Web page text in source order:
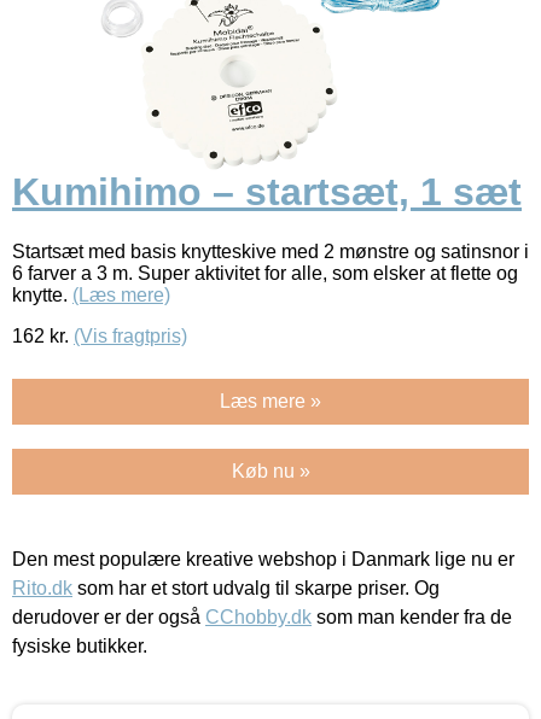
Kumihimo – startsæt, 1 sæt
Startsæt med basis knytteskive med 2 mønstre og satinsnor i
6 farver a 3 m. Super aktivitet for alle, som elsker at flette og
knytte. (Læs mere)
162 kr. (Vis fragtpris)
Læs mere »
Køb nu »
Den mest populære kreative webshop i Danmark lige nu er
Rito.dk som har et stort udvalg til skarpe priser. Og
derudover er der også CChobby.dk som man kender fra de
fysiske butikker.